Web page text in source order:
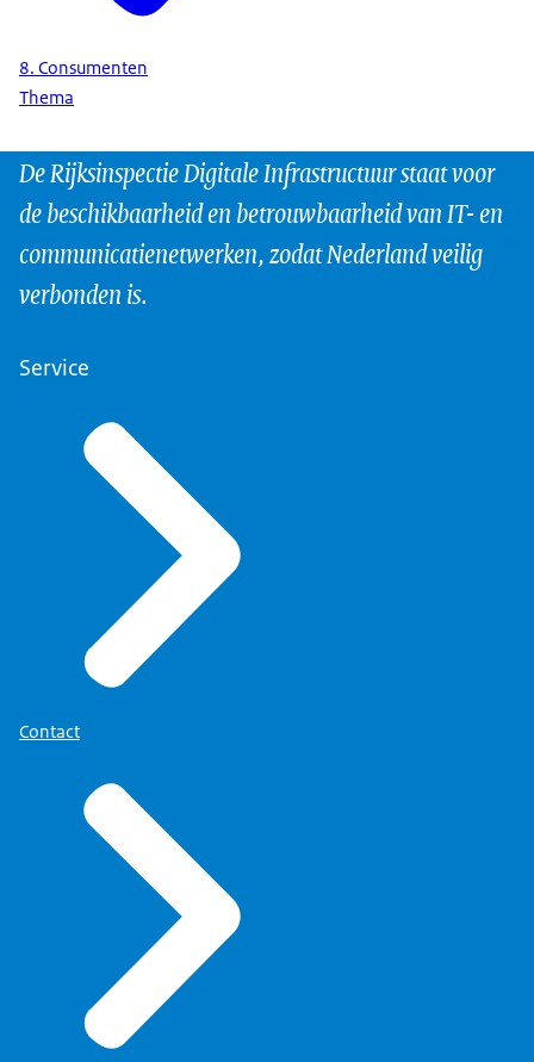
8. Consumenten
Thema
De Rijksinspectie Digitale Infrastructuur staat voor
de beschikbaarheid en betrouwbaarheid van IT- en
communicatienetwerken, zodat Nederland veilig
verbonden is.
Service
Contact